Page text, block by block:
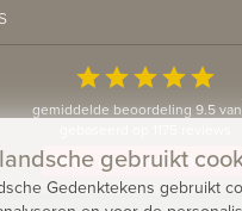
starstarstarstarstar
gemiddelde beoordeling 9.5 van
Bekijk alle klantervaringen
gebruikt
Gedenktekens gebruikt